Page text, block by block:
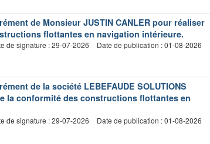
de Monsieur JUSTIN CANLER pour réaliser
flottantes en navigation intérieure.
de signature : 29-07-2026 Date de publication : 01-08-2026
de la société LEBEFAUDE SOLUTIONS
la conformité des constructions flottantes en
de signature : 29-07-2026 Date de publication : 01-08-2026